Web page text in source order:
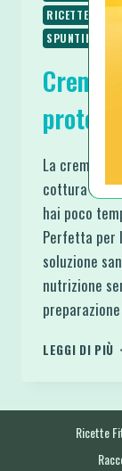
RICETTE
SPUNTINI E
Crema
La crema al
cottura è
hai poco
Perfetta per
soluzione
nutrizione
LEGGI DI PIÙ
E
Ricette